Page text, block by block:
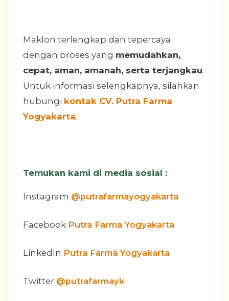
Maklon terlengkap dan tepercaya
dengan proses yang memudahkan,
cepat, aman, amanah, serta terjangkau.
Untuk informasi selengkapnya, silahkan
hubungi kontak CV. Putra Farma
Yogyakarta.
Temukan kami di media sosial :
Instagram @putrafarmayogyakarta
Facebook Putra Farma Yogyakarta
LinkedIn Putra Farma Yogyakarta
Twitter @putrafarmayk